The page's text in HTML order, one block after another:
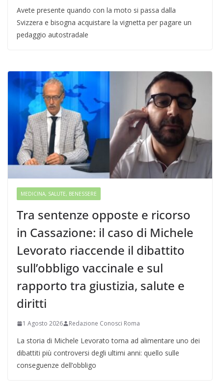
Avete presente quando con la moto si passa dalla
Svizzera e bisogna acquistare la vignetta per pagare un
pedaggio autostradale
MEDICINA, SALUTE, BENESSERE
Tra sentenze opposte e ricorso
in Cassazione: il caso di Michele
Levorato riaccende il dibattito
sull’obbligo vaccinale e sul
rapporto tra giustizia, salute e
diritti
1 Agosto 2026 Redazione Conosci Roma
La storia di Michele Levorato torna ad alimentare uno dei
dibattiti più controversi degli ultimi anni: quello sulle
conseguenze dell’obbligo